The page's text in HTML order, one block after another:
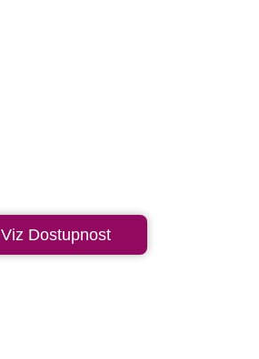
Viz Dostupnost